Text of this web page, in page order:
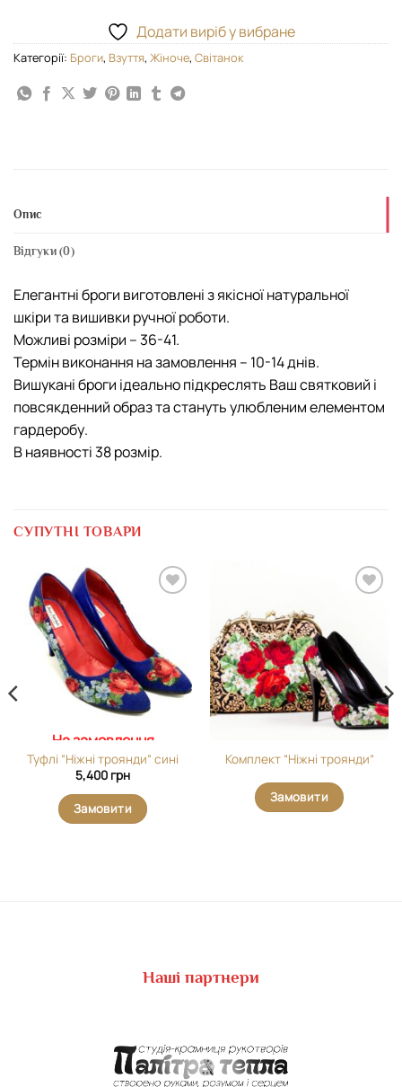
Додати виріб у вибране
Категорії: Броги, Взуття, Жіноче, Світанок
Опис
Відгуки (0)
Елегантні броги виготовлені з якісної натуральної
шкіри та вишивки ручної роботи.
Можливі розміри – 36-41.
Термін виконання на замовлення – 10-14 днів.
Вишукані броги ідеально підкреслять Ваш святковий і
повсякденний образ та стануть улюбленим елементом
гардеробу.
В наявності 38 розмір.
СУПУТНІ ТОВАРИ
На замовлення
Туфлі “Ніжні троянди” сині
5,400 грн
Замовити
вибране
Комплект “Ніжні троянди”
Замовити
Наші партнери